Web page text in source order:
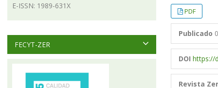
PDF
Publicado
DOI https://
Revista Zer
E-ISSN: 1989-631X
FECYT-ZER